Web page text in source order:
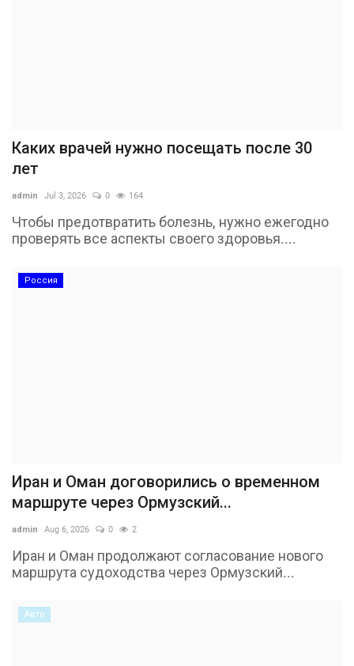
Каких врачей нужно посещать после 30
лет
admin Jul 3, 2026 0 164
Чтобы предотвратить болезнь, нужно ежегодно
проверять все аспекты своего здоровья....
Россия
Иран и Оман договорились о временном
маршруте через Ормузский...
admin Aug 6, 2026 0 2
Иран и Оман продолжают согласование нового
маршрута судоходства через Ормузский...
Авто